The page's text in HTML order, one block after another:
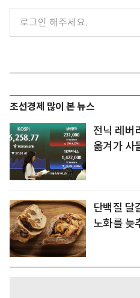
조선경제 많이 본 뉴스
전닉 레버
옮겨가 사
단백질 달
노화를 늦